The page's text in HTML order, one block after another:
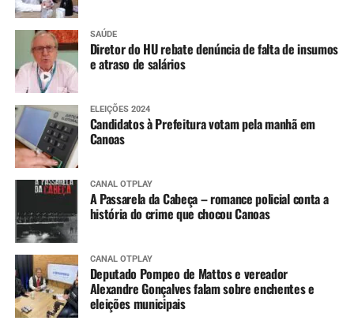
SAÚDE
Diretor do HU rebate denúncia de falta de insumos
e atraso de salários
ELEIÇÕES 2024
Candidatos à Prefeitura votam pela manhã em
Canoas
CANAL OTPLAY
A Passarela da Cabeça – romance policial conta a
história do crime que chocou Canoas
CANAL OTPLAY
Deputado Pompeo de Mattos e vereador
Alexandre Gonçalves falam sobre enchentes e
eleições municipais